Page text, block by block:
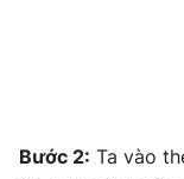
Bước 2: Ta vào